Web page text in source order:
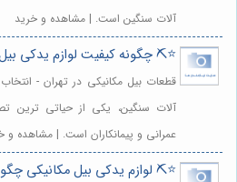
آلات سنگین است. | مشاهده و خرید
⭐️⛏️ چگونه کیفیت لوازم یدکی
قطعات بیل مکانیکی در تهران -
آلات سنگین، یکی از حیاتی ترین
عمرانی و پیمانکاران است. | مشاهده و
⭐️⛏️ لوازم یدکی بیل مکانیکی